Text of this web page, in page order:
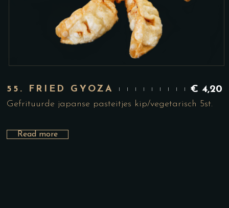
55. FRIED GYOZA € 4,20
Gefrituurde japanse pasteitjes kip/vegetarisch 5st.
Read more